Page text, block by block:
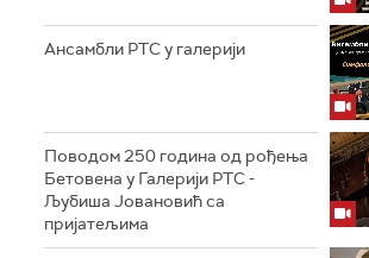
Ансамбли РТС у галерији
Поводом 250 година од рођења
Бетовена у Галерији РТС -
Љубиша Јовановић са
пријатељима